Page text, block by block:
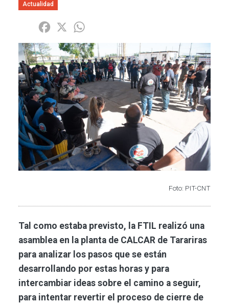
Actualidad
Share Facebook
X
Imagen
Foto: PIT-CNT
Tal como estaba previsto, la FTIL realizó una
asamblea en la planta de CALCAR de Tarariras
para analizar los pasos que se están
desarrollando por estas horas y para
intercambiar ideas sobre el camino a seguir,
para intentar revertir el proceso de cierre de